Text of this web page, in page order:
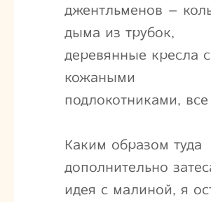
джентльменов –
дыма из трубок,
деревянные кресла с
кожаными
подлокотниками,
Каким образом туда
дополнительно
идея с малиной, я